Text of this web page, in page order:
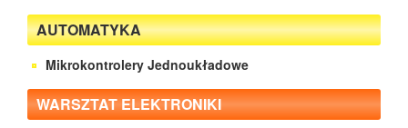
AUTOMATYKA
Mikrokontrolery Jednoukładowe
WARSZTAT ELEKTRONIKI